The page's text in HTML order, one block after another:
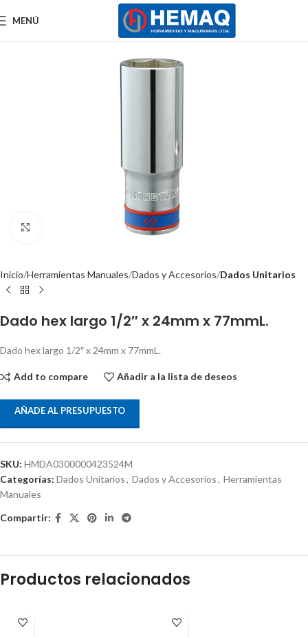
MENÚ
Inicio Herramientas Manuales Dados y Accesorios Dados Unitarios
Dado hex largo 1/2″ x 24mm x 77mmL.
Dado hex largo 1/2″ x 24mm x 77mmL.
Add to compare Añadir a la lista de deseos
AÑADE AL PRESUPUESTO
SKU: HMDA0300000423524M
Categorías: Dados Unitarios, Dados y Accesorios, Herramientas
Manuales
Compartir:
Productos relacionados